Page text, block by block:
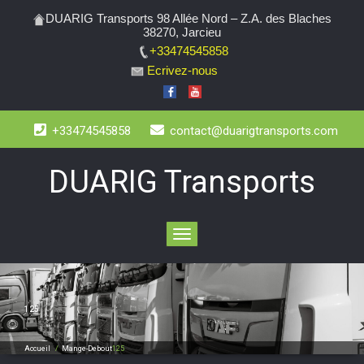
DUARIG Transports 98 Allée Nord – Z.A. des Blaches
38270, Jarcieu
+33474545858
Ecrivez-nous
+33474545858 contact@duarigtransports.com
DUARIG Transports
Toggle
navigation
125
Accueil /Mange-Debout125